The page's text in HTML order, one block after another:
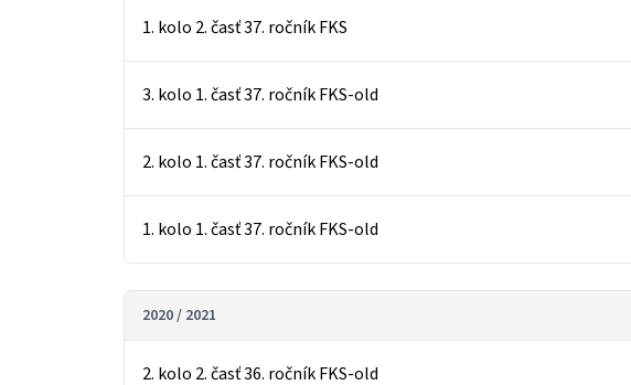
1. kolo 2. časť 37. ročník FKS
3. kolo 1. časť 37. ročník FKS-old
2. kolo 1. časť 37. ročník FKS-old
1. kolo 1. časť 37. ročník FKS-old
2020 / 2021
2. kolo 2. časť 36. ročník FKS-old